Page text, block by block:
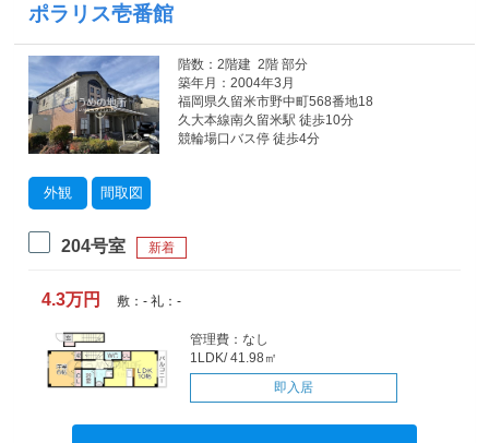
ポラリス壱番館
外観 間取図
階数：2階建 2階 部分
築年月：2004年3月
福岡県久留米市野中町568番地18
久大本線南久留米駅 徒歩10分
競輪場口バス停 徒歩4分
204号室 新着
4.3万円 敷：- 礼：-
管理費：なし
1LDK/ 41.98㎡
即入居